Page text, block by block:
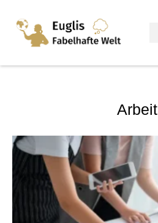
Arbeit